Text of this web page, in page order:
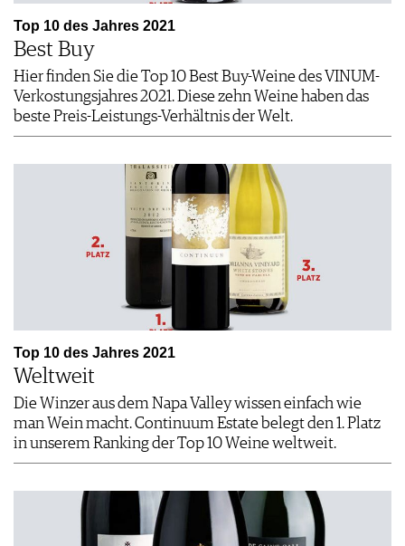
Top 10 des Jahres 2021
Best Buy
Hier finden Sie die Top 10 Best Buy-Weine des VINUM-
Verkostungsjahres 2021. Diese zehn Weine haben das
beste Preis-Leistungs-Verhältnis der Welt.
Top 10 des Jahres 2021
Weltweit
Die Winzer aus dem Napa Valley wissen einfach wie
man Wein macht. Continuum Estate belegt den 1. Platz
in unserem Ranking der Top 10 Weine weltweit.